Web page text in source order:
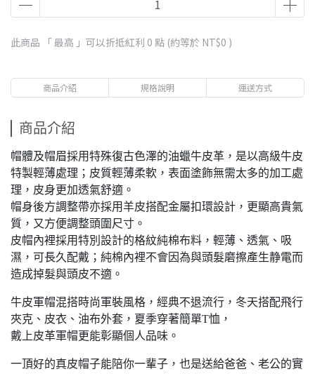
此商品 「 最高 」可以折抵紅利 0 點 (約等於 NT$0 )
商品介紹 規格說明 運送方式
商品介紹
帽體及帽眉採用特殊復古色澤的油蠟牛皮革，是以高級牛皮
特製輕薄處理；皮質輕薄柔軟，表面塗飾無需太多的加工處
理，皮身更加透氣舒適。
帽身後方調整帶亦採用羊皮搭配金屬扣環設計，更顯高貴氣
質，又方便調整頭圍尺寸。
皮帽內裡採用特別設計的格紋純棉布料，輕薄、透氣、吸
濕，可長久配戴；純棉內裡不會因為與頭髮磨擦產生静電而
造成掉髮與頭皮不適。
牛皮軍帽混搭時尚軍裝風格，經典不退流行，冬天搭配飛行
夾克、皮衣、油布外套，夏季穿著簡單T恤，
戴上皮革軍帽更能彰顯個人品味。
一頂好的真皮帽子能陪你一輩子，也是送給爸爸、老公的實